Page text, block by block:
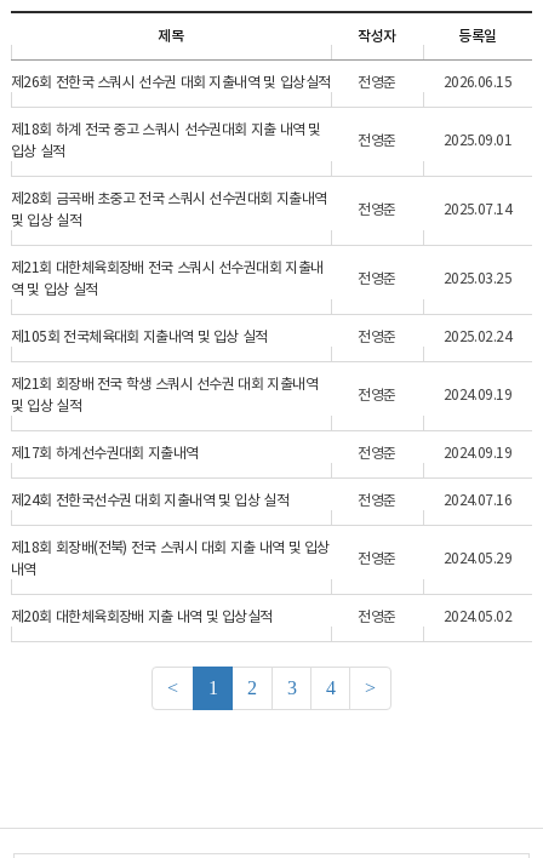
개
션
어
제목 작성자 등록일
제26회 전한국 스쿼시 선수권 대회 지출내역 및 입상실적 전영준 2026.06.15
제18회 하계 전국 중고 스쿼시 선수권대회 지출 내역 및
입상 실적
전영준 2025.09.01
제28회 금곡배 초중고 전국 스쿼시 선수권대회 지출내역
및 입상 실적
전영준 2025.07.14
제21회 대한체육회장배 전국 스쿼시 선수권대회 지출내
역 및 입상 실적
전영준 2025.03.25
제105회 전국체육대회 지출내역 및 입상 실적 전영준 2025.02.24
제21회 회장배 전국 학생 스쿼시 선수권 대회 지출내역
및 입상 실적
전영준 2024.09.19
제17회 하계선수권대회 지출내역 전영준 2024.09.19
제24회 전한국선수권 대회 지출내역 및 입상 실적 전영준 2024.07.16
제18회 회장배(전북) 전국 스쿼시 대회 지출 내역 및 입상
내역
전영준 2024.05.29
제20회 대한체육회장배 지출 내역 및 입상실적 전영준 2024.05.02
< 1 2 3 4 >